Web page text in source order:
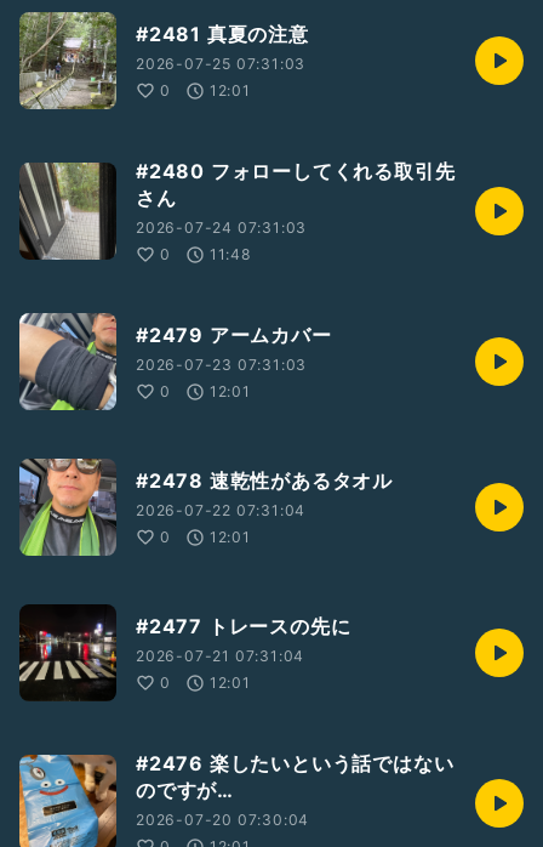
#2481 真夏の注意
2026-07-25 07:31:03
0
12:01
#2480 フォローしてくれる取引先
さん
2026-07-24 07:31:03
0
11:48
#2479 アームカバー
2026-07-23 07:31:03
0
12:01
#2478 速乾性があるタオル
2026-07-22 07:31:04
0
12:01
#2477 トレースの先に
2026-07-21 07:31:04
0
12:01
#2476 楽したいという話ではない
のですが…
2026-07-20 07:30:04